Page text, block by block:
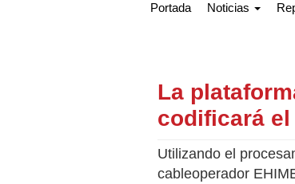
Portada Noticias
La
codificará
Utilizando el
cableoperador